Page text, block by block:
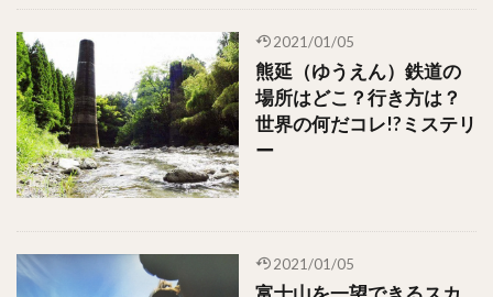
2021/01/05
熊延（ゆうえん）鉄道の
場所はどこ？行き方は？
世界の何だコレ!?ミステリ
ー
2021/01/05